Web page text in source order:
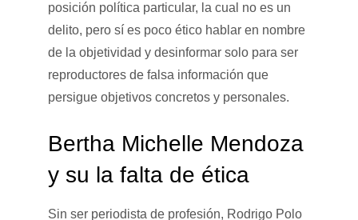
posición política particular, la cual no es un
delito, pero sí es poco ético hablar en nombre
de la objetividad y desinformar solo para ser
reproductores de falsa información que
persigue objetivos concretos y personales.
Bertha Michelle Mendoza
y su la falta de ética
Sin ser periodista de profesión, Rodrigo Polo